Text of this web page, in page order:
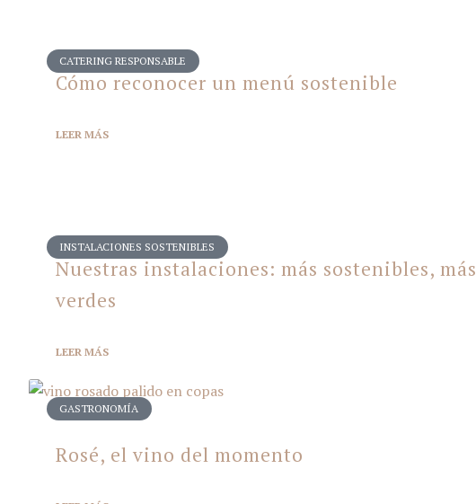
CATERING RESPONSABLE
Cómo reconocer un menú sostenible
LEER MÁS
INSTALACIONES SOSTENIBLES
Nuestras instalaciones: más sostenibles, más
verdes
LEER MÁS
GASTRONOMÍA
Rosé, el vino del momento